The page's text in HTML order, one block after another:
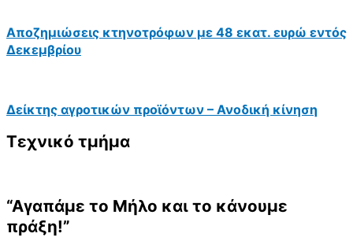
Αποζημιώσεις κτηνοτρόφων με 48 εκατ. ευρώ εντός
Δεκεμβρίου
Δείκτης αγροτικών προϊόντων – Ανοδική κίνηση
Τεχνικό τμήμα
“Αγαπάμε το Μήλο και το κάνουμε
πράξη!”